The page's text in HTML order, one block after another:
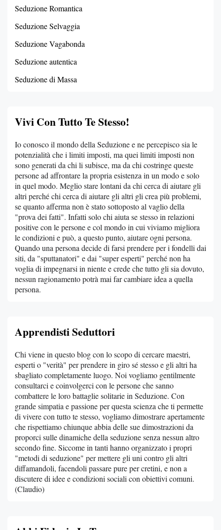
Seduzione Romantica
Seduzione Selvaggia
Seduzione Vagabonda
Seduzione autentica
Seduzione di Massa
Vivi Con Tutto Te Stesso!
Io conosco il mondo della Seduzione e ne percepisco sia le
potenzialità che i limiti imposti, ma quei limiti imposti non
sono generati da chi li subisce, ma da chi costringe queste
persone ad affrontare la propria esistenza in un modo e solo
in quel modo. Meglio stare lontani da chi cerca di aiutare gli
altri perché chi cerca di aiutare gli altri gli crea più problemi,
se quanto afferma non è stato sottoposto al vaglio della
"prova dei fatti". Infatti solo chi aiuta se stesso in relazioni
positive con le persone e col mondo in cui viviamo migliora
le condizioni e può, a questo punto, aiutare ogni persona.
Quando una persona decide di farsi prendere per i fondelli dai
siti, da "sputtanatori" e dai "super esperti" perché non ha
voglia di impegnarsi in niente e crede che tutto gli sia dovuto,
nessun ragionamento potrà mai far cambiare idea a quella
persona.
Apprendisti Seduttori
Chi viene in questo blog con lo scopo di cercare maestri,
esperti o "verità" per prendere in giro sé stesso e gli altri ha
sbagliato completamente luogo. Noi vogliamo gentilmente
consultarci e coinvolgerci con le persone che sanno
combattere le loro battaglie solitarie in Seduzione. Con
grande simpatia e passione per questa scienza che ti permette
di vivere con tutto te stesso, vogliamo dimostrare apertamente
che rispettiamo chiunque abbia delle sue dimostrazioni da
proporci sulle dinamiche della seduzione senza nessun altro
secondo fine. Siccome in tanti hanno organizzato i propri
"metodi di seduzione" per mettere gli uni contro gli altri
diffamandoli, facendoli passare pure per cretini, e non a
discutere di idee e condizioni sociali con obiettivi comuni.
(Claudio)